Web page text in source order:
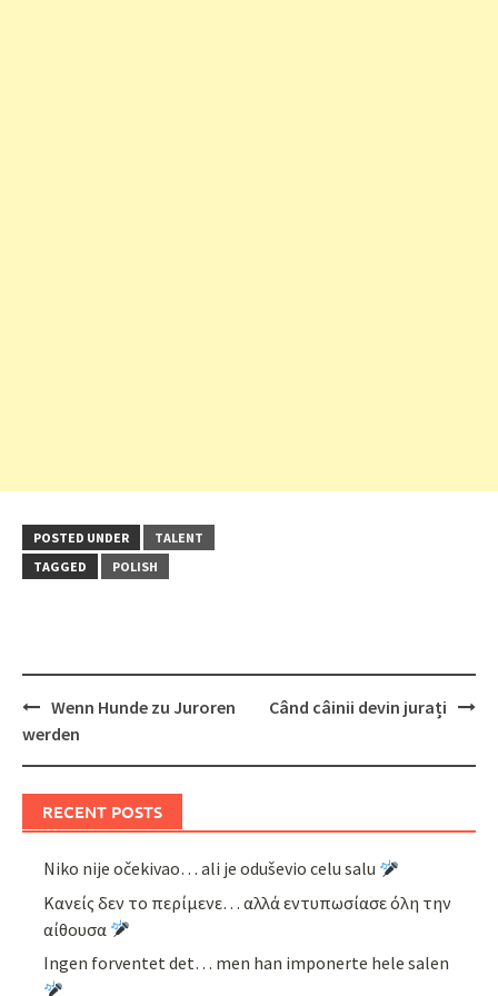
POSTED UNDER
TALENT
TAGGED
POLISH
Post
navigation
Wenn Hunde zu Juroren
werden
Când câinii devin jurați
RECENT POSTS
Niko nije očekivao… ali je oduševio celu salu
Κανείς δεν το περίμενε… αλλά εντυπωσίασε όλη την
αίθουσα
Ingen forventet det… men han imponerte hele salen